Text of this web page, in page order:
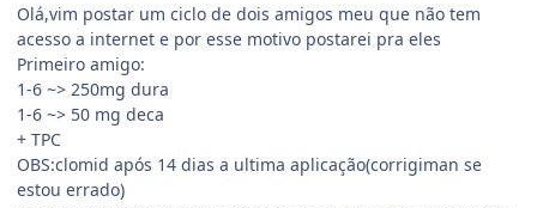
Olá,vim postar um ciclo de dois amigos meu que não tem
acesso a internet e por esse motivo postarei pra eles
Primeiro amigo:
1-6 ~> 250mg dura
1-6 ~> 50 mg deca
+ TPC
OBS:clomid após 14 dias a ultima aplicação(corrigiman se
estou errado)